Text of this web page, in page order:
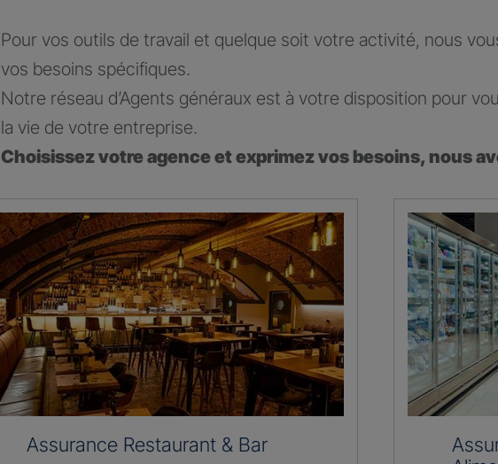
Pour vos outils de travail et quelque soit votre activité, nous
vos besoins spécifiques.
Notre réseau d’Agents généraux est à votre disposition pour
la vie de votre entreprise.
Choisissez votre agence et exprimez vos besoins, nous
Assurance Restaurant & Bar